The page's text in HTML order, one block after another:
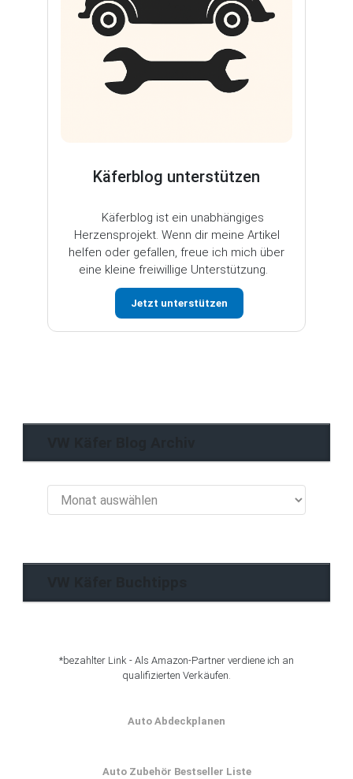
Käferblog unterstützen
Käferblog ist ein unabhängiges
Herzensprojekt. Wenn dir meine Artikel
helfen oder gefallen, freue ich mich über
eine kleine freiwillige Unterstützung.
Jetzt unterstützen
Käfer
*bezahlter Link - Als Amazon-Partner verdiene ich an
qualifizierten Verkäufen.
Auto Abdeckplanen
Auto Zubehör Bestseller Liste